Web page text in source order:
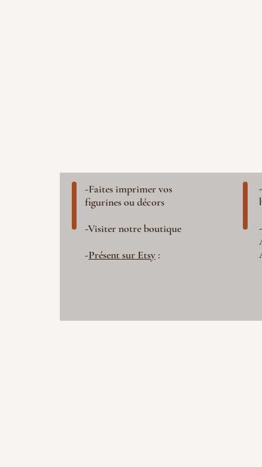
-Faites imprimer vos
figurines ou décors
-Visiter notre boutique
-Présent sur Etsy :